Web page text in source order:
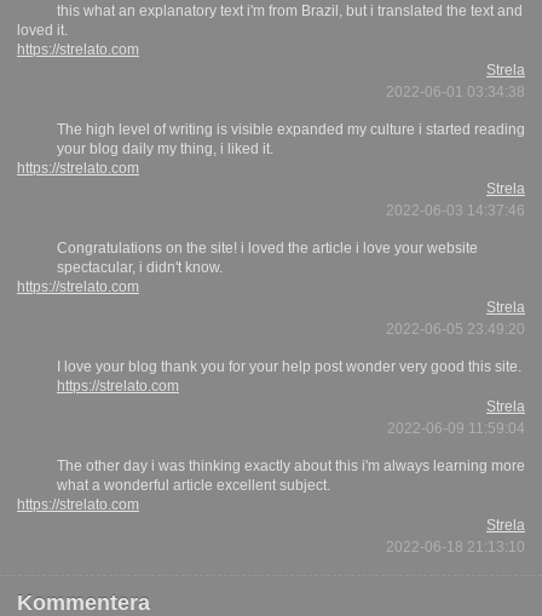
this what an explanatory text i'm from Brazil, but i translated the text and
loved it.
https://strelato.com
Strela
2022-06-01 03:34:38
The high level of writing is visible expanded my culture i started reading
your blog daily my thing, i liked it.
https://strelato.com
Strela
2022-06-03 14:37:46
Congratulations on the site! i loved the article i love your website
spectacular, i didn't know.
https://strelato.com
Strela
2022-06-05 23:49:20
I love your blog thank you for your help post wonder very good this site.
https://strelato.com
Strela
2022-06-09 11:59:04
The other day i was thinking exactly about this i'm always learning more
what a wonderful article excellent subject.
https://strelato.com
Strela
2022-06-18 21:13:10
Kommentera